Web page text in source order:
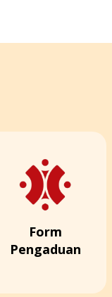
Form
Pengaduan